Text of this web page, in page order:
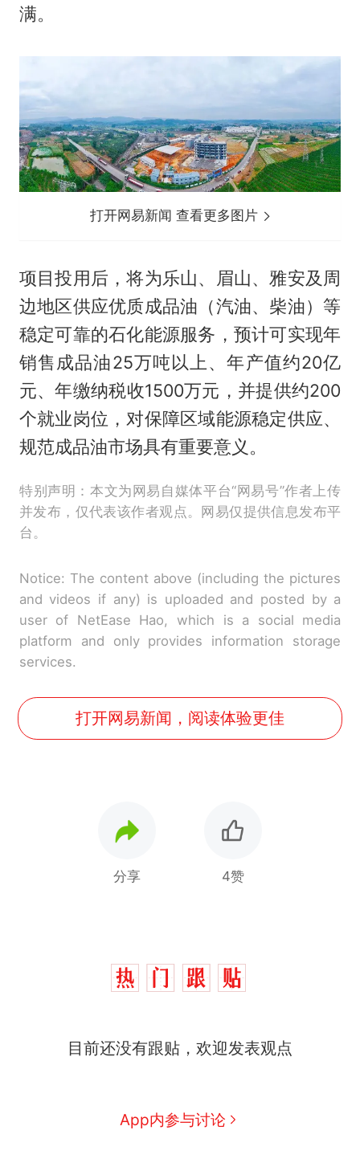
满。
打开网易新闻 查看更多图片
项目投用后，将为乐山、眉山、雅安及周
边地区供应优质成品油（汽油、柴油）等
稳定可靠的石化能源服务，预计可实现年
销售成品油25万吨以上、年产值约20亿
元、年缴纳税收1500万元，并提供约200
个就业岗位，对保障区域能源稳定供应、
规范成品油市场具有重要意义。
特别声明：本文为网易自媒体平台“网易号”作者上传
并发布，仅代表该作者观点。网易仅提供信息发布平
台。
Notice: The content above (including the pictures
and videos if any) is uploaded and posted by a
user of NetEase Hao, which is a social media
platform and only provides information storage
services.
打开网易新闻，阅读体验更佳
分享 4赞
目前还没有跟贴，欢迎发表观点
App内参与讨论